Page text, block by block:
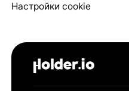
Настройки cookie